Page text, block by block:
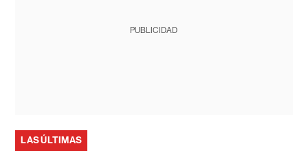
PUBLICIDAD
LAS ÚLTIMAS